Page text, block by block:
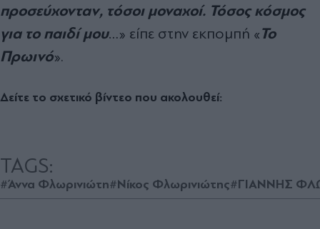
προσεύχονταν, τόσοι μοναχοί. Τόσος κόσμος
για το παιδί μου…» είπε στην εκπομπή «Το
Πρωινό».
Δείτε το σχετικό βίντεο που ακολουθεί:
TAGS:
#Άννα Φλωρινιώτη#Νίκος Φλωρινιώτης#ΓΙΑΝΝΗΣ